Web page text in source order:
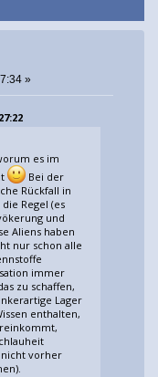
»
es im
Bei der
Rückfall in
Regel (es
und
Aliens haben
nur schon alle
immer
zu schaffen,
Lager
enthalten,
nicht vorher